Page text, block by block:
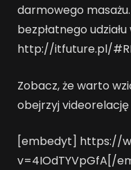
darmowego
bezpłatnego
http://itfuture.pl/
Zobacz, że warto
obejrzyj
[embedyt] https://
v=4IOdTYVpGfA[/